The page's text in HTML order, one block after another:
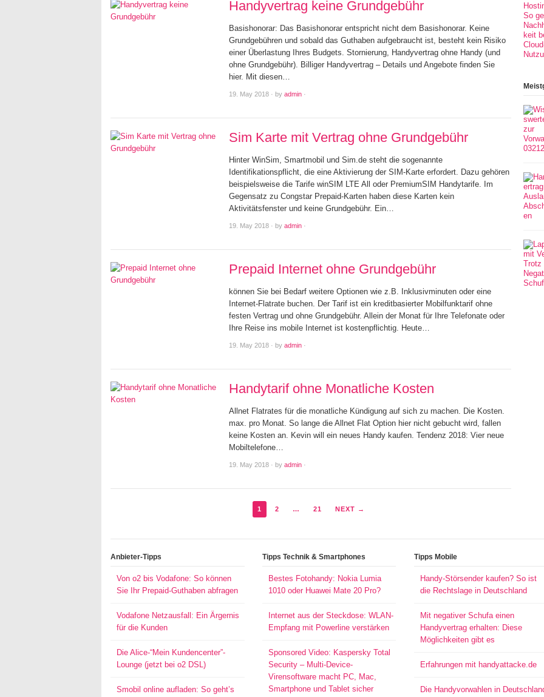
Handyvertrag keine Grundgebühr
Basishonorar: Das Basishonorar entspricht nicht dem Basishonorar. Keine
Grundgebühren und sobald das Guthaben aufgebraucht ist, besteht kein Risiko
einer Überlastung Ihres Budgets. Stornierung, Handyvertrag ohne Handy (und
ohne Grundgebühr). Billiger Handyvertrag – Details und Angebote finden Sie
hier. Mit diesen…
19. May 2018 · by admin ·
Sim Karte mit Vertrag ohne Grundgebühr
Hinter WinSim, Smartmobil und Sim.de steht die sogenannte
Identifikationspflicht, die eine Aktivierung der SIM-Karte erfordert. Dazu gehören
beispielsweise die Tarife winSIM LTE All oder PremiumSIM Handytarife. Im
Gegensatz zu Congstar Prepaid-Karten haben diese Karten kein
Aktivitätsfenster und keine Grundgebühr. Ein…
19. May 2018 · by admin ·
Prepaid Internet ohne Grundgebühr
können Sie bei Bedarf weitere Optionen wie z.B. Inklusivminuten oder eine
Internet-Flatrate buchen. Der Tarif ist ein kreditbasierter Mobilfunktarif ohne
festen Vertrag und ohne Grundgebühr. Allein der Monat für Ihre Telefonate oder
Ihre Reise ins mobile Internet ist kostenpflichtig. Heute…
19. May 2018 · by admin ·
Handytarif ohne Monatliche Kosten
Allnet Flatrates für die monatliche Kündigung auf sich zu machen. Die Kosten.
max. pro Monat. So lange die Allnet Flat Option hier nicht gebucht wird, fallen
keine Kosten an. Kevin will ein neues Handy kaufen. Tendenz 2018: Vier neue
Mobiltelefone…
19. May 2018 · by admin ·
1 2 … 21 NEXT →
Anbieter-Tipps
Von o2 bis Vodafone: So können
Sie Ihr Prepaid-Guthaben abfragen
Vodafone Netzausfall: Ein Ärgernis
für die Kunden
Die Alice-“Mein Kundencenter”-
Lounge (jetzt bei o2 DSL)
Smobil online aufladen: So geht’s
Tipps Technik & Smartphones
Bestes Fotohandy: Nokia Lumia
1010 oder Huawei Mate 20 Pro?
Internet aus der Steckdose: WLAN-
Empfang mit Powerline verstärken
Sponsored Video: Kaspersky Total
Security – Multi-Device-
Virensoftware macht PC, Mac,
Smartphone und Tablet sicher
Tipps Mobile
Handy-Störsender kaufen? So ist
die Rechtslage in Deutschland
Mit negativer Schufa einen
Handyvertrag erhalten: Diese
Möglichkeiten gibt es
Erfahrungen mit handyattacke.de
Die Handyvorwahlen in